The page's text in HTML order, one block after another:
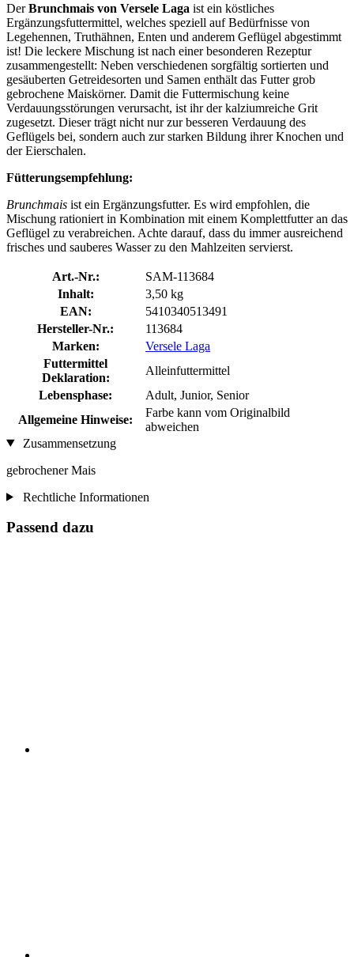
DerBrunchmais von Versele Laga ist ein köstliches
Ergänzungsfuttermittel, welches speziell auf Bedürfnisse von
Legehennen, Truthähnen, Enten und anderem Geflügel abgestimmt
ist! Die leckere Mischung ist nach einer besonderen Rezeptur
zusammengestellt: Neben verschiedenen sorgfältig sortierten und
gesäuberten Getreidesorten und Samen enthält das Futter grob
gebrochene Maiskörner. Damit die Futtermischung keine
Verdauungsstörungen verursacht, ist ihr der kalziumreiche Grit
zugesetzt. Dieser trägt nicht nur zur besseren Verdauung des
Geflügels bei, sondern auch zur starken Bildung ihrer Knochen und
der Eierschalen.
Fütterungsempfehlung:
Brunchmais ist ein Ergänzungsfutter. Es wird empfohlen, die
Mischung rationiert in Kombination mit einem Komplettfutter an das
Geflügel zu verabreichen. Achte darauf, dass du immer ausreichend
frisches und sauberes Wasser zu den Mahlzeiten servierst.
Art.-Nr.:
SAM-113684
Inhalt:
3,50 kg
EAN:
5410340513491
Hersteller-Nr.:
113684
Marken:
Versele Laga
Futtermittel
Deklaration:
Alleinfuttermittel
Lebensphase:
Adult, Junior, Senior
Allgemeine Hinweise:
Farbe kann vom Originalbild
abweichen
Zusammensetzung
gebrochener Mais
Rechtliche Informationen
Passend dazu